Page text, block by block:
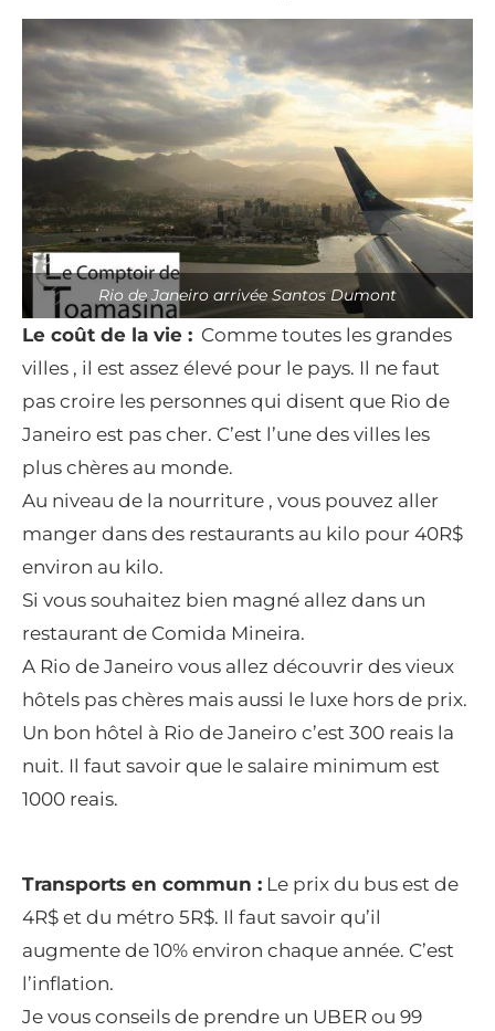
Rio de Janeiro arrivée Santos Dumont
Le coût de la vie : Comme toutes les grandes
villes , il est assez élevé pour le pays. Il ne faut
pas croire les personnes qui disent que Rio de
Janeiro est pas cher. C’est l’une des villes les
plus chères au monde.
Au niveau de la nourriture , vous pouvez aller
manger dans des restaurants au kilo pour 40R$
environ au kilo.
Si vous souhaitez bien magné allez dans un
restaurant de Comida Mineira.
A Rio de Janeiro vous allez découvrir des vieux
hôtels pas chères mais aussi le luxe hors de prix.
Un bon hôtel à Rio de Janeiro c’est 300 reais la
nuit. Il faut savoir que le salaire minimum est
1000 reais.
Transports en commun : Le prix du bus est de
4R$ et du métro 5R$. Il faut savoir qu’il
augmente de 10% environ chaque année. C’est
l’inflation.
Je vous conseils de prendre un UBER ou 99